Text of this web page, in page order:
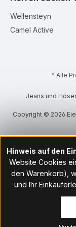
Wellensteyn
Camel Active
* Alle
Jeans und
Copyright © 2026
Hinweis auf den
Website Cookies
den Warenkorb),
und Ihr
notwendigen
Klick auf "Nur
Zugang zu den